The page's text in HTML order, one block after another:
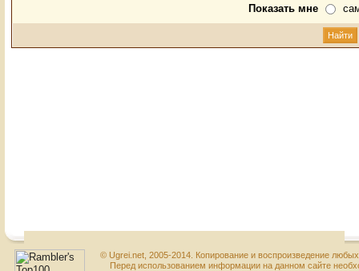
Показать мне
© Ugrei.net, 2005-2014. Копирование и воспроизведение
Перед использованием информации на данном сайте